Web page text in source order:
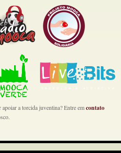
apoiar a torcida juventina? Entre emcontato